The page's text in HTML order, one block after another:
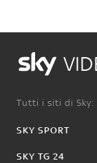
Tutti i siti di Sky:
SKY SPORT
SKY TG 24